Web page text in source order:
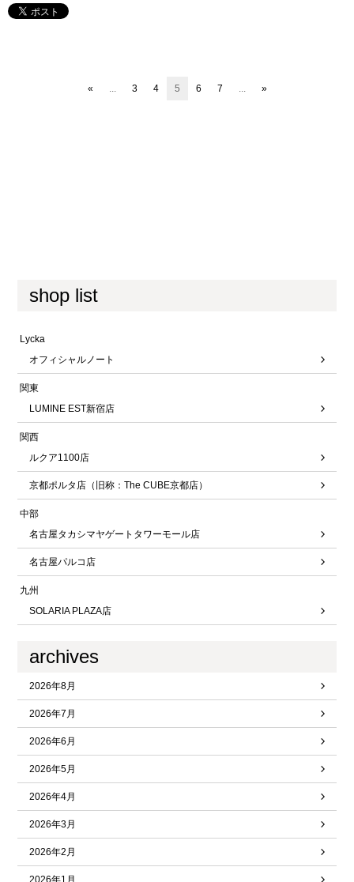
« ... 3 4 5 6 7 ... »
shop list
Lycka
オフィシャルノート
関東
LUMINE EST新宿店
関西
ルクア1100店
京都ポルタ店（旧称：The CUBE京都店）
中部
名古屋タカシマヤゲートタワーモール店
名古屋パルコ店
九州
SOLARIA PLAZA店
archives
2026年8月
2026年7月
2026年6月
2026年5月
2026年4月
2026年3月
2026年2月
2026年1月